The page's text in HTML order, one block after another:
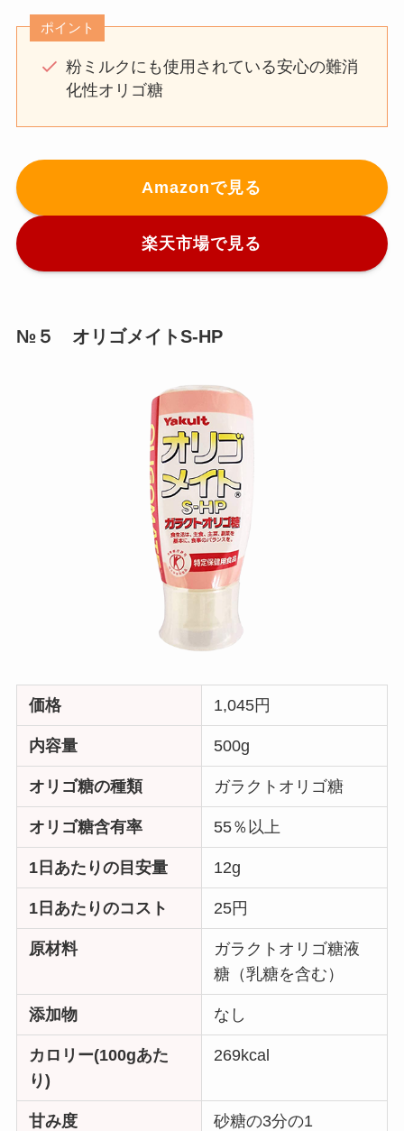
ポイント
粉ミルクにも使用されている安心の難消
化性オリゴ糖
Amazonで見る
楽天市場で見る
№５ オリゴメイトS-HP
価格 1,045円
内容量 500g
オリゴ糖の種類 ガラクトオリゴ糖
オリゴ糖含有率 55％以上
1日あたりの目安量 12g
1日あたりのコスト 25円
原材料
ガラクトオリゴ糖液
糖（乳糖を含む）
添加物 なし
カロリー(100gあた
り)
269kcal
甘み度 砂糖の3分の1